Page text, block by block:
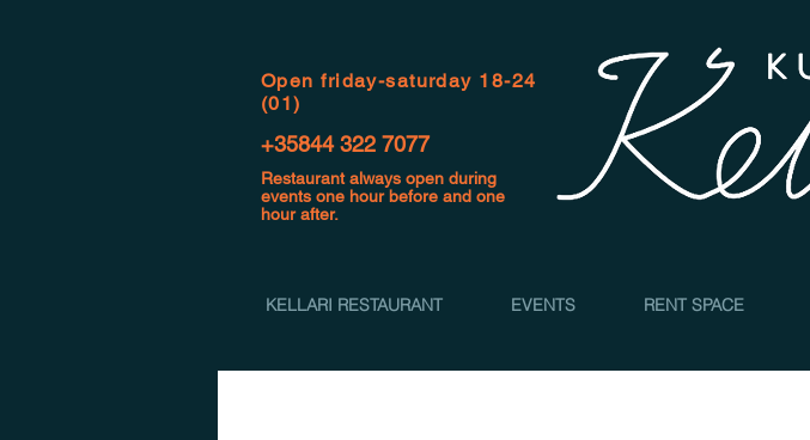
Open friday-saturday 18-24
(01)
+35844 322 7077
Restaurant always open during
events one hour before and one
hour after.
KELLARI RESTAURANT EVENTS RENT SPACE